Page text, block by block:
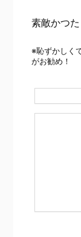
素敵かつ
※恥ずかしく
がお勧め！